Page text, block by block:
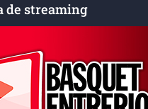
de streaming